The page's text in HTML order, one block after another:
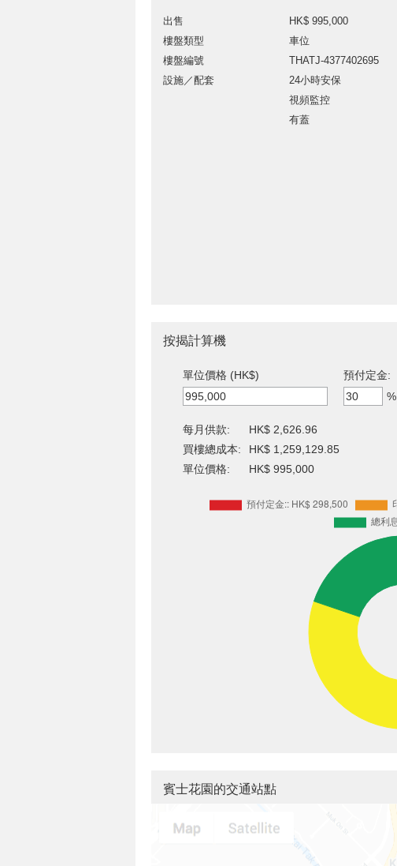
出售
HK$ 995,000
樓盤類型
車位
樓盤編號
THATJ-4377402695
設施／配套
24小時安保
視頻監控
有蓋
按揭計算機
單位價格 (HK$)
預付定金:
%
每月供款:
HK$ 2,626.96
買樓總成本:
HK$ 1,259,129.85
單位價格:
HK$ 995,000
賓士花園的交通站點